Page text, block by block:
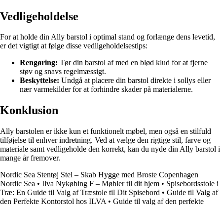
Vedligeholdelse
For at holde din Ally barstol i optimal stand og forlænge dens levetid,
er det vigtigt at følge disse vedligeholdelsestips:
Rengøring: Tør din barstol af med en blød klud for at fjerne
støv og snavs regelmæssigt.
Beskyttelse: Undgå at placere din barstol direkte i sollys eller
nær varmekilder for at forhindre skader på materialerne.
Konklusion
Ally barstolen er ikke kun et funktionelt møbel, men også en stilfuld
tilføjelse til enhver indretning. Ved at vælge den rigtige stil, farve og
materiale samt vedligeholde den korrekt, kan du nyde din Ally barstol i
mange år fremover.
Nordic Sea Stentøj Stel – Skab Hygge med Broste Copenhagen
Nordic Sea • Ilva Nykøbing F – Møbler til dit hjem • Spisebordsstole i
Træ: En Guide til Valg af Træstole til Dit Spisebord • Guide til Valg af
den Perfekte Kontorstol hos ILVA • Guide til valg af den perfekte